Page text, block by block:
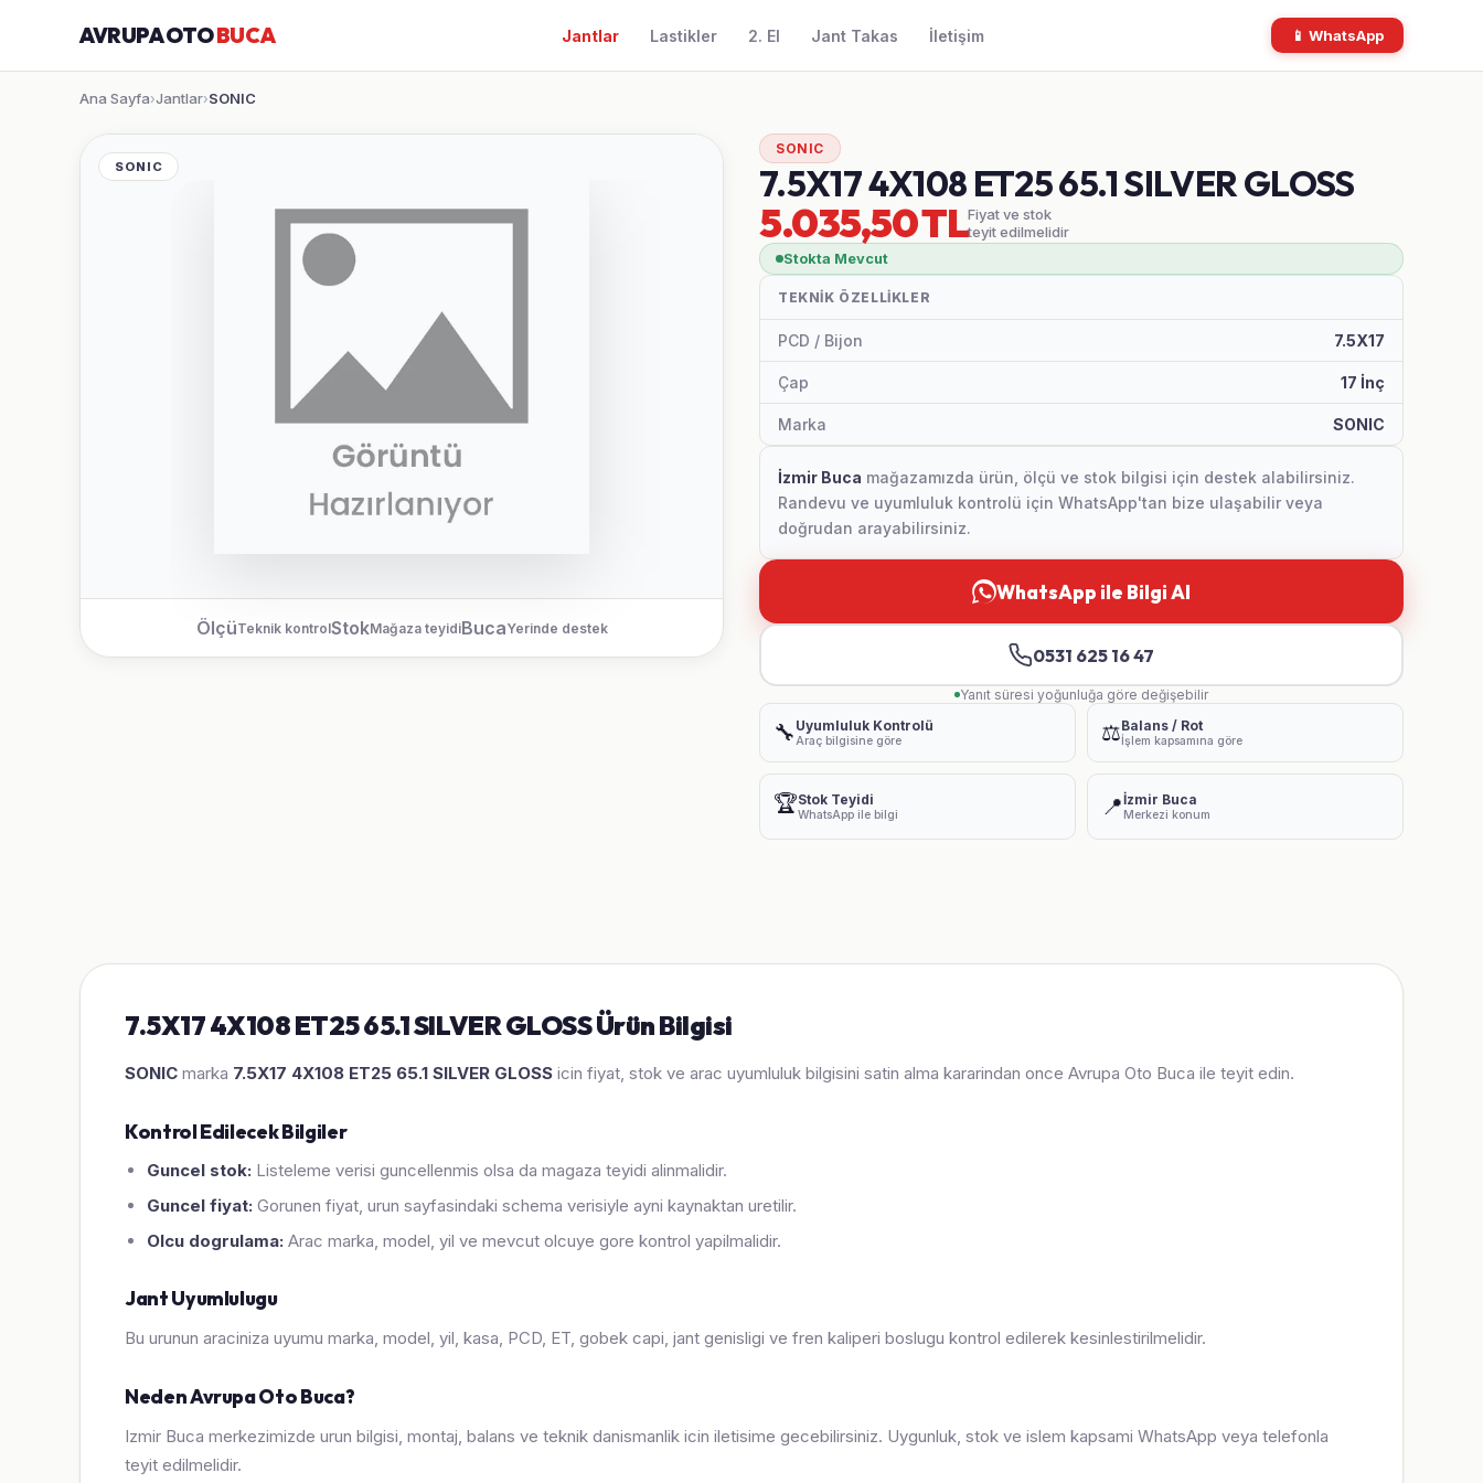
AVRUPA OTOBUCA Jantlar Lastikler 2. El Jant Takas İletişim 📱 WhatsApp
Ana Sayfa›Jantlar›SONIC
SONIC
ÖlçüTeknik kontrolStokMağaza teyidiBucaYerinde destek
SONIC
7.5X17 4X108 ET25 65.1 SILVER GLOSS
5.035,50 TLFiyat ve stok
teyit edilmelidir
Stokta Mevcut
TEKNIK ÖZELLIKLER
PCD / Bijon 7.5X17
Çap 17 İnç
Marka SONIC
İzmir Buca mağazamızda ürün, ölçü ve stok bilgisi için destek alabilirsiniz.
Randevu ve uyumluluk kontrolü için WhatsApp'tan bize ulaşabilir veya
doğrudan arayabilirsiniz.
WhatsApp ile Bilgi Al
0531 625 16 47
Yanıt süresi yoğunluğa göre değişebilir
🔧 Uyumluluk Kontrolü
Araç bilgisine göre ⚖️Balans / Rot
İşlem kapsamına göre
🏆Stok Teyidi
WhatsApp ile bilgi 📍İzmir Buca
Merkezi konum
7.5X17 4X108 ET25 65.1 SILVER GLOSS Ürün Bilgisi
SONIC marka 7.5X17 4X108 ET25 65.1 SILVER GLOSS icin fiyat, stok ve arac uyumluluk bilgisini satin alma kararindan once Avrupa Oto Buca ile teyit edin.
Kontrol Edilecek Bilgiler
Guncel stok: Listeleme verisi guncellenmis olsa da magaza teyidi alinmalidir.
Guncel fiyat: Gorunen fiyat, urun sayfasindaki schema verisiyle ayni kaynaktan uretilir.
Olcu dogrulama: Arac marka, model, yil ve mevcut olcuye gore kontrol yapilmalidir.
Jant Uyumlulugu
Bu urunun araciniza uyumu marka, model, yil, kasa, PCD, ET, gobek capi, jant genisligi ve fren kaliperi boslugu kontrol edilerek kesinlestirilmelidir.
Neden Avrupa Oto Buca?
Izmir Buca merkezimizde urun bilgisi, montaj, balans ve teknik danismanlik icin iletisime gecebilirsiniz. Uygunluk, stok ve islem kapsami WhatsApp veya telefonla
teyit edilmelidir.